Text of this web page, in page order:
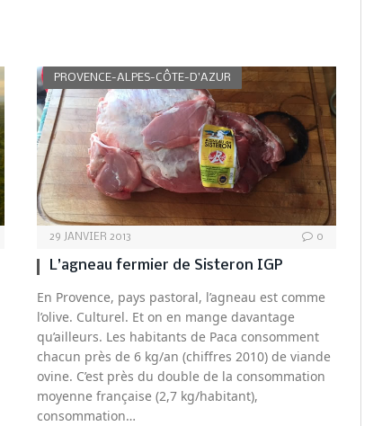
PROVENCE-ALPES-CÔTE-D’AZUR
29 JANVIER 2013 0
L’agneau fermier de Sisteron IGP
En Provence, pays pastoral, l’agneau est comme
l’olive. Culturel. Et on en mange davantage
qu’ailleurs. Les habitants de Paca consomment
chacun près de 6 kg/an (chiffres 2010) de viande
ovine. C’est près du double de la consommation
moyenne française (2,7 kg/habitant),
consommation…